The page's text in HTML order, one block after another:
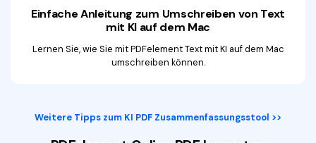
Einfache Anleitung zum Umschreiben von Text
mit KI auf dem Mac
Lernen Sie, wie Sie mit PDFelement Text mit KI auf dem Mac
umschreiben können.
Weitere Tipps zum KI PDF Zusammenfassungsstool >>